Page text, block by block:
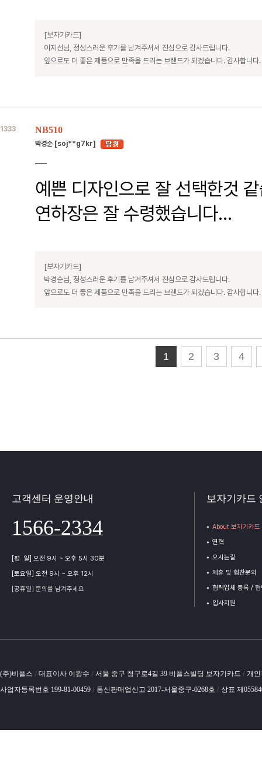
[보자기카드]
이지선님, 정성스러운 후기를 남겨주셔서 진심으로 감사드립니다.
앞으로도 더 좋은 제품으로 만족을 드리는 브랜드가 되겠습니다. 감사합니다.
1333 NB510
박경순 [soj**g7kr]
예쁜 디자인으로 잘 선택한것
연하장은 잘 수령했습니다...
[보자기카드]
박경순님, 정성스러운 후기를 남겨주셔서 진심으로 감사드립니다.
앞으로도 더 좋은 제품으로 만족을 드리는 브랜드가 되겠습니다. 감사합니다.
1 2 3 4
고객센터 운영안내
1566-2334
[평 일] 오전 9시 ~ 오후 5시 30분
[토요일] 오전 9시 ~ 오후 12시
[공휴일] 문의를 남겨주세요
보자기카드
About 보자기카드
연혁
오시는길
제휴 및 협찬문의
협력업체 등록 /
입사지원
(주)비플스 / 대표이사 이왕수 / 서울 중구 청구로4길 39 비플스빌딩 보자기카드 / 개
사업자등록번호 199-81-00459 / 통신판매업신고 2017-서울중구-0268호 / 상표 제